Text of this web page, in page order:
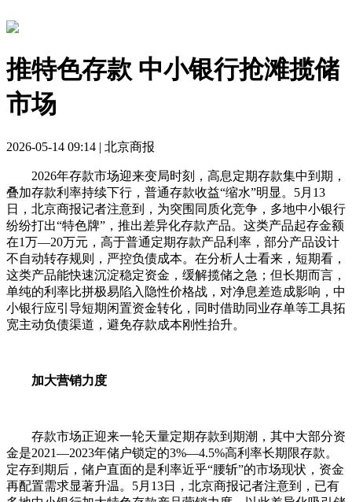
推特色存款 中小银行抢滩揽储
市场
2026-05-14 09:14 | 北京商报
2026年存款市场迎来变局时刻，高息定期存款集中到期，
叠加存款利率持续下行，普通存款收益“缩水”明显。5月13
日，北京商报记者注意到，为突围同质化竞争，多地中小银行
纷纷打出“特色牌”，推出差异化存款产品。这类产品起存金额
在1万—20万元，高于普通定期存款产品利率，部分产品设计
不自动转存规则，严控负债成本。在分析人士看来，短期看，
这类产品能快速沉淀稳定资金，缓解揽储之急；但长期而言，
单纯的利率比拼极易陷入隐性价格战，对净息差造成影响，中
小银行应引导短期闲置资金转化，同时借助同业存单等工具拓
宽主动负债渠道，避免存款成本刚性抬升。
加大营销力度
存款市场正迎来一轮天量定期存款到期潮，其中大部分资
金是2021—2023年储户锁定的3%—4.5%高利率长期限存款。
定存到期后，储户直面的是利率近乎“腰斩”的市场现状，资金
再配置需求显著升温。5月13日，北京商报记者注意到，已有